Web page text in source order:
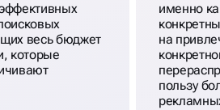
весь бюджет
которые
именно
на
пользу